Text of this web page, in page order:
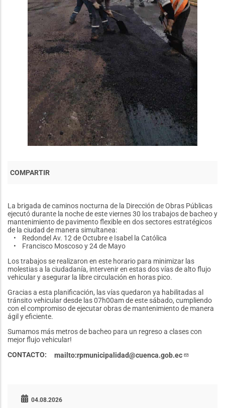
La brigada de caminos nocturna de la Dirección de Obras Públicas
ejecutó durante la noche de este viernes 30 los trabajos de bacheo y
mantenimiento de pavimento flexible en dos sectores estratégicos
de la ciudad de manera simultanea:
• Redondel Av. 12 de Octubre e Isabel la Católica
• Francisco Moscoso y 24 de Mayo
Los trabajos se realizaron en este horario para minimizar las
molestias a la ciudadanía, intervenir en estas dos vías de alto flujo
vehicular y asegurar la libre circulación en horas pico.
Gracias a esta planificación, las vías quedaron ya habilitadas al
tránsito vehicular desde las 07h00am de este sábado, cumpliendo
con el compromiso de ejecutar obras de mantenimiento de manera
ágil y eficiente.
Sumamos más metros de bacheo para un regreso a clases con
mejor flujo vehicular!
CONTACTO
mailto:rpmunicipalidad@cuenca.gob.ec
04.08.2026